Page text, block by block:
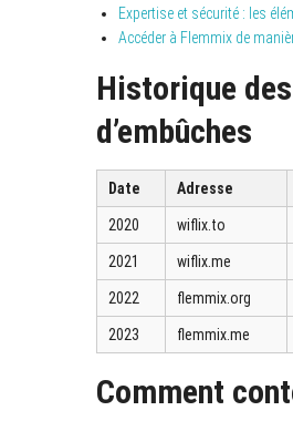
Expertise et sécurité : les
Accéder à Flemmix de
Historique
d’embûches
Date Adresse
2020 wiflix.to
2021 wiflix.me
2022 flemmix.org
2023 flemmix.me
Comment